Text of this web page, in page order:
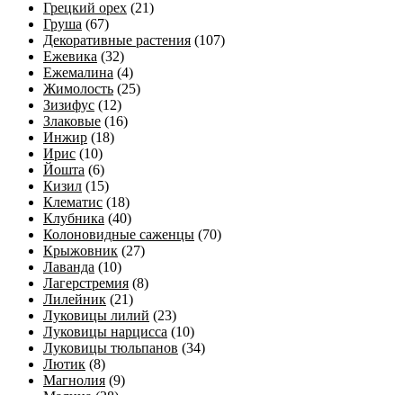
Грецкий орех (21)
Груша (67)
Декоративные растения (107)
Ежевика (32)
Ежемалина (4)
Жимолость (25)
Зизифус (12)
Злаковые (16)
Инжир (18)
Ирис (10)
Йошта (6)
Кизил (15)
Клематис (18)
Клубника (40)
Колоновидные саженцы (70)
Крыжовник (27)
Лаванда (10)
Лагерстремия (8)
Лилейник (21)
Луковицы лилий (23)
Луковицы нарцисса (10)
Луковицы тюльпанов (34)
Лютик (8)
Магнолия (9)